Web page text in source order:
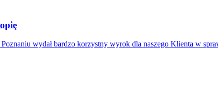
wydał bardzo korzystny wyrok dla naszego Klienta w